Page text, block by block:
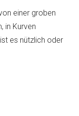
einer groben
in Kurven
es nützlich oder